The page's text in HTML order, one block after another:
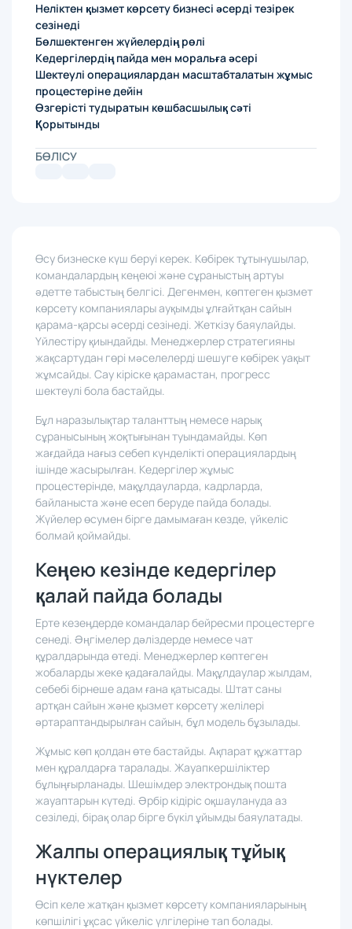
Неліктен қызмет көрсету бизнесі әсерді тезірек
сезінеді
Бөлшектенген жүйелердің рөлі
Кедергілердің пайда мен моральға әсері
Шектеулі операциялардан масштабталатын жұмыс
процестеріне дейін
Өзгерісті тудыратын көшбасшылық сәті
Қорытынды
БӨЛІСУ
Өсу бизнеске күш беруі керек. Көбірек тұтынушылар,
командалардың кеңеюі және сұраныстың артуы
әдетте табыстың белгісі. Дегенмен, көптеген қызмет
көрсету компаниялары ауқымды ұлғайтқан сайын
қарама-қарсы әсерді сезінеді. Жеткізу баяулайды.
Үйлестіру қиындайды. Менеджерлер стратегияны
жақсартудан гөрі мәселелерді шешуге көбірек уақыт
жұмсайды. Сау кіріске қарамастан, прогресс
Бұл наразылықтар таланттың немесе нарық
сұранысының жоқтығынан туындамайды. Көп
жағдайда нағыз себеп күнделікті операциялардың
ішінде жасырылған. Кедергілер жұмыс
процестерінде, мақұлдауларда, кадрларда,
байланыста және есеп беруде пайда болады.
Жүйелер өсумен бірге дамымаған кезде, үйкеліс
Кеңею кезінде кедергілер
қалай пайда болады
Ерте кезеңдерде командалар бейресми процестерге
сенеді. Әңгімелер дәліздерде немесе чат
құралдарында өтеді. Менеджерлер көптеген
жобаларды жеке қадағалайды. Мақұлдаулар жылдам,
себебі бірнеше адам ғана қатысады. Штат саны
артқан сайын және қызмет көрсету желілері
Жұмыс көп қолдан өте бастайды. Ақпарат құжаттар
мен құралдарға таралады. Жауапкершіліктер
бұлыңғырланады. Шешімдер электрондық пошта
жауаптарын күтеді. Әрбір кідіріс оқшаулануда аз
Жалпы операциялық тұйық
нүктелер
Өсіп келе жатқан қызмет көрсету компанияларының